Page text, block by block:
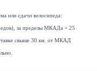
или сдачи велосипеда:
за пределы МКАДа + 25
свыше 30 км. от МКАД